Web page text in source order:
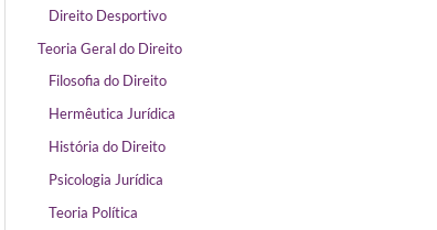
Direito Desportivo
Teoria Geral do Direito
Filosofia do Direito
Hermêutica Jurídica
História do Direito
Psicologia Jurídica
Teoria Política